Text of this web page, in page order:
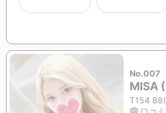
No.007
MISA
T154